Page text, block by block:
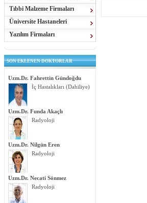
Tıbbi Malzeme Firmaları
Üniversite Hastaneleri
Yazılım Firmaları
SON EKLENEN DOKTORLAR
Uzm.Dr. Fahrettin Gündoğdu
İç Hastalıkları (Dahiliye)
Uzm.Dr. Funda Akaçlı
Radyoloji
Uzm.Dr. Nilgün Eren
Radyoloji
Uzm.Dr. Necati Sönmez
Radyoloji